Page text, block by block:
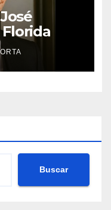
Florida
Buscar